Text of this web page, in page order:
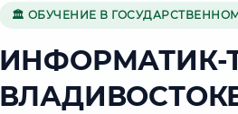
🏛 ОБУЧЕНИЕ В
ИНФОРМАТИК-